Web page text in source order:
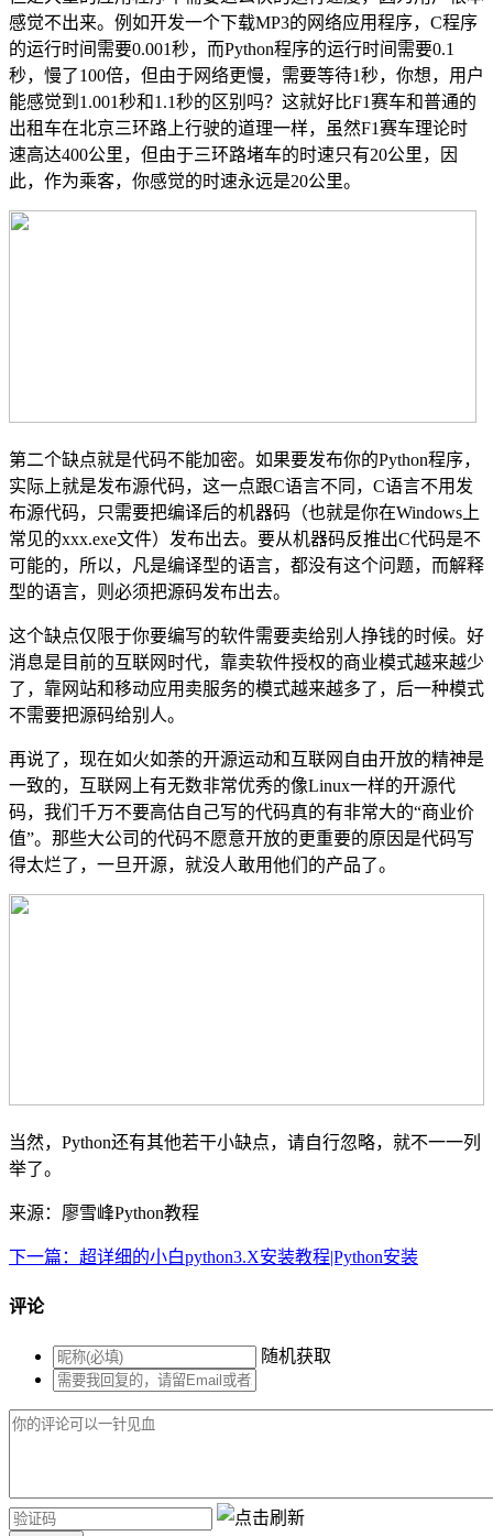
感觉不出来。例如开发一个下载MP3的网络应用程序，C程序
的运行时间需要0.001秒，而Python程序的运行时间需要0.1
秒，慢了100倍，但由于网络更慢，需要等待1秒，你想，用户
能感觉到1.001秒和1.1秒的区别吗？这就好比F1赛车和普通的
出租车在北京三环路上行驶的道理一样，虽然F1赛车理论时
速高达400公里，但由于三环路堵车的时速只有20公里，因
此，作为乘客，你感觉的时速永远是20公里。
第二个缺点就是代码不能加密。如果要发布你的Python程序，
实际上就是发布源代码，这一点跟C语言不同，C语言不用发
布源代码，只需要把编译后的机器码（也就是你在Windows上
常见的xxx.exe文件）发布出去。要从机器码反推出C代码是不
可能的，所以，凡是编译型的语言，都没有这个问题，而解释
型的语言，则必须把源码发布出去。
这个缺点仅限于你要编写的软件需要卖给别人挣钱的时候。好
消息是目前的互联网时代，靠卖软件授权的商业模式越来越少
了，靠网站和移动应用卖服务的模式越来越多了，后一种模式
不需要把源码给别人。
再说了，现在如火如荼的开源运动和互联网自由开放的精神是
一致的，互联网上有无数非常优秀的像Linux一样的开源代
码，我们千万不要高估自己写的代码真的有非常大的“商业价
值”。那些大公司的代码不愿意开放的更重要的原因是代码写
得太烂了，一旦开源，就没人敢用他们的产品了。
当然，Python还有其他若干小缺点，请自行忽略，就不一一列
举了。
来源：廖雪峰Python教程
下一篇：超详细的小白python3.X安装教程|Python安装
评论
随机获取